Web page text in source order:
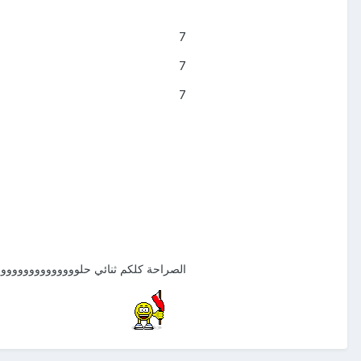
7
7
7
الصراحة كلكم ثنائي